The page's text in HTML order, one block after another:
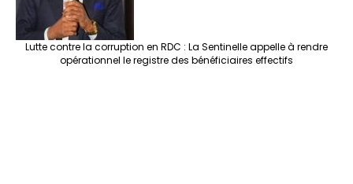
Lutte contre la corruption en RDC : La Sentinelle appelle à rendre
opérationnel le registre des bénéficiaires effectifs